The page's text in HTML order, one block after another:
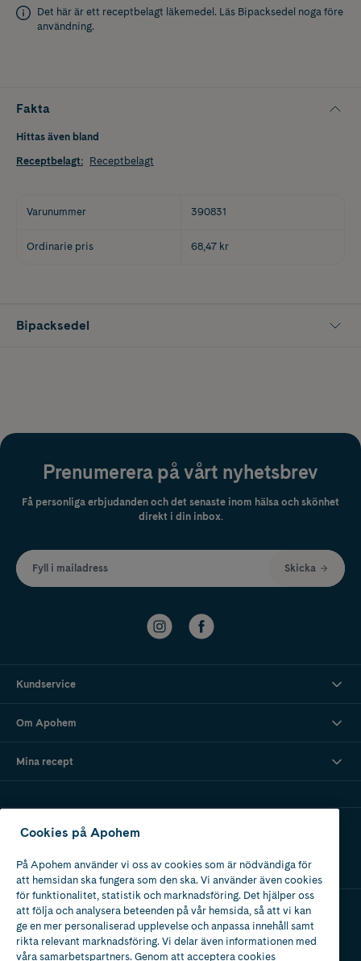
Det här är ett receptbelagt läkemedel. Läs Bipacksedel noga före
användning.
Fakta
Hittas även bland
Receptbelagt: Receptbelagt
Varunummer 390831
Ordinarie pris 68,47 kr
Bipacksedel
Prenumerera på vårt nyhetsbrev
Få personliga erbjudanden och det senaste inom hälsa och skönhet
direkt i din inbox.
Fyll i mailadress Skicka
Kundservice
Om Apohem
Mina recept
Ladda ner vår app
Apotek med tillstånd
av Läkemedelsverket
Cookies på Apohem
På Apohem använder vi oss av cookies som är nödvändiga för
att hemsidan ska fungera som den ska. Vi använder även cookies
för funktionalitet, statistik och marknadsföring. Det hjälper oss
att följa och analysera beteenden på vår hemsida, så att vi kan
ge en mer personaliserad upplevelse och anpassa innehåll samt
rikta relevant marknadsföring. Vi delar även informationen med
våra samarbetspartners. Genom att acceptera cookies